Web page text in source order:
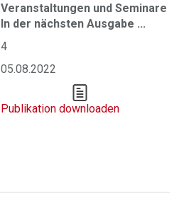
Veranstaltungen und Seminare
In der nächsten Ausgabe ...
4
05.08.2022
Publikation downloaden